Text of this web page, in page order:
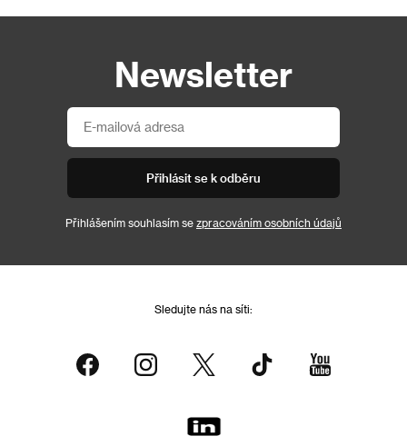
Newsletter
Přihlásit se k odběru
Přihlášením souhlasím se zpracováním osobních údajů
Sledujte nás na síti: